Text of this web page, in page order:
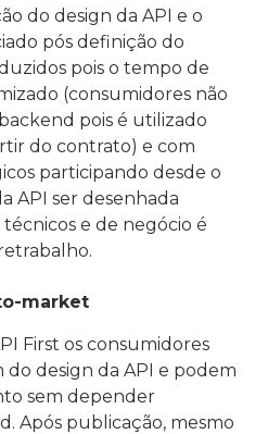
do design da API e o
pós definição do
pois o tempo de
(consumidores não
pois é utilizado
do contrato) e com
participando desde o
API ser desenhada
e de negócio é
market
First os consumidores
design da API e podem
sem depender
Após publicação, mesmo